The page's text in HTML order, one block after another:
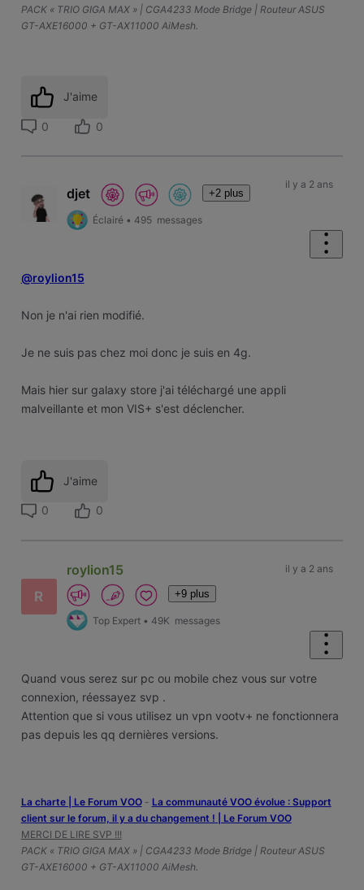
PACK « TRIO GIGA MAX » | CGA4233 Mode Bridge | Routeur ASUS
GT-AXE16000 + GT-AX11000 AiMesh.
J'aime
0 0
djet +2 plus
Éclairé • 495 messages
il y a 2 ans
@roylion15
Non je n'ai rien modifié.
Je ne suis pas chez moi donc je suis en 4g.
Mais hier sur galaxy store j'ai téléchargé une appli
malveillante et mon VIS+ s'est déclencher.
J'aime
0 0
R
roylion15
+9 plus
Top Expert • 49K messages
il y a 2 ans
Quand vous serez sur pc ou mobile chez vous sur votre
connexion, réessayez svp .
Attention que si vous utilisez un vpn vootv+ ne fonctionnera
pas depuis les qq dernières versions.
La charte | Le Forum VOO- ‎La communauté VOO évolue : Support
client sur le forum, il y a du changement ! | Le Forum VOO
MERCI DE LIRE SVP !!!
PACK « TRIO GIGA MAX » | CGA4233 Mode Bridge | Routeur ASUS
GT-AXE16000 + GT-AX11000 AiMesh.